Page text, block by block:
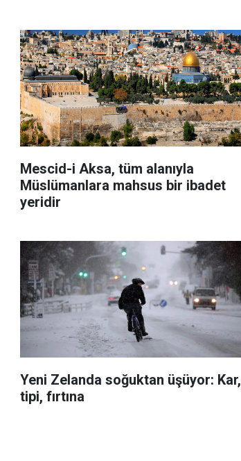
Mescid-i Aksa, tüm alanıyla
Müslümanlara mahsus bir ibadet
yeridir
Yeni Zelanda soğuktan üşüyor: Kar,
tipi, fırtına